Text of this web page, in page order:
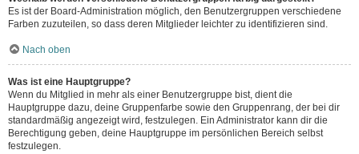
Es ist der Board-Administration möglich, den Benutzergruppen verschiedene
Farben zuzuteilen, so dass deren Mitglieder leichter zu identifizieren sind.
Nach oben
Was ist eine Hauptgruppe?
Wenn du Mitglied in mehr als einer Benutzergruppe bist, dient die
Hauptgruppe dazu, deine Gruppenfarbe sowie den Gruppenrang, der bei dir
standardmäßig angezeigt wird, festzulegen. Ein Administrator kann dir die
Berechtigung geben, deine Hauptgruppe im persönlichen Bereich selbst
festzulegen.